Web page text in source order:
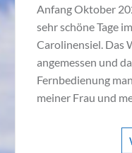
Anfang Oktober
sehr schöne Tage
Carolinensiel. Das
angemessen und
Fernbedienung
meiner Frau und